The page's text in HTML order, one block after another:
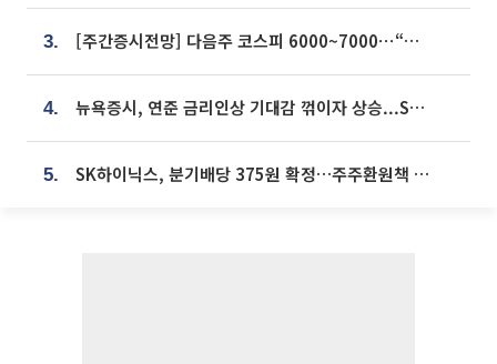
3. [주간증시전망] 다음주 코스피 6000~7000⋯“外人 수급은 정책이 변수”
4. 뉴욕증시, 연준 금리인상 기대감 꺾이자 상승...S&P500 사상 최고치 [종합]
5. SK하이닉스, 분기배당 375원 확정…주주환원책 9월로 앞당겨 발표